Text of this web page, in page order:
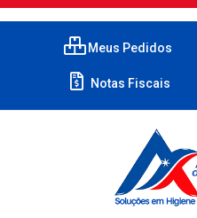
Meus Pedidos
Notas Fiscais